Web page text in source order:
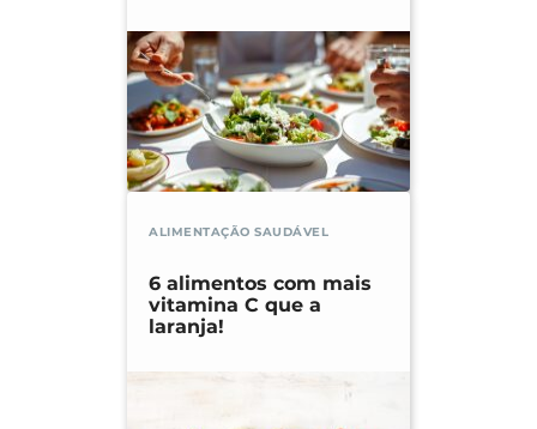
ALIMENTAÇÃO SAUDÁVEL
6 alimentos com mais
vitamina C que a
laranja!